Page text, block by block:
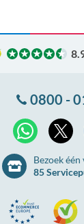
0800 -
WhatsApp
Bezoek één
85